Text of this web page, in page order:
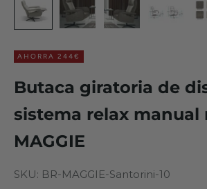
AHORRA 244€
Butaca giratoria de
sistema relax manual
MAGGIE
SKU: BR-MAGGIE-Santorini-10